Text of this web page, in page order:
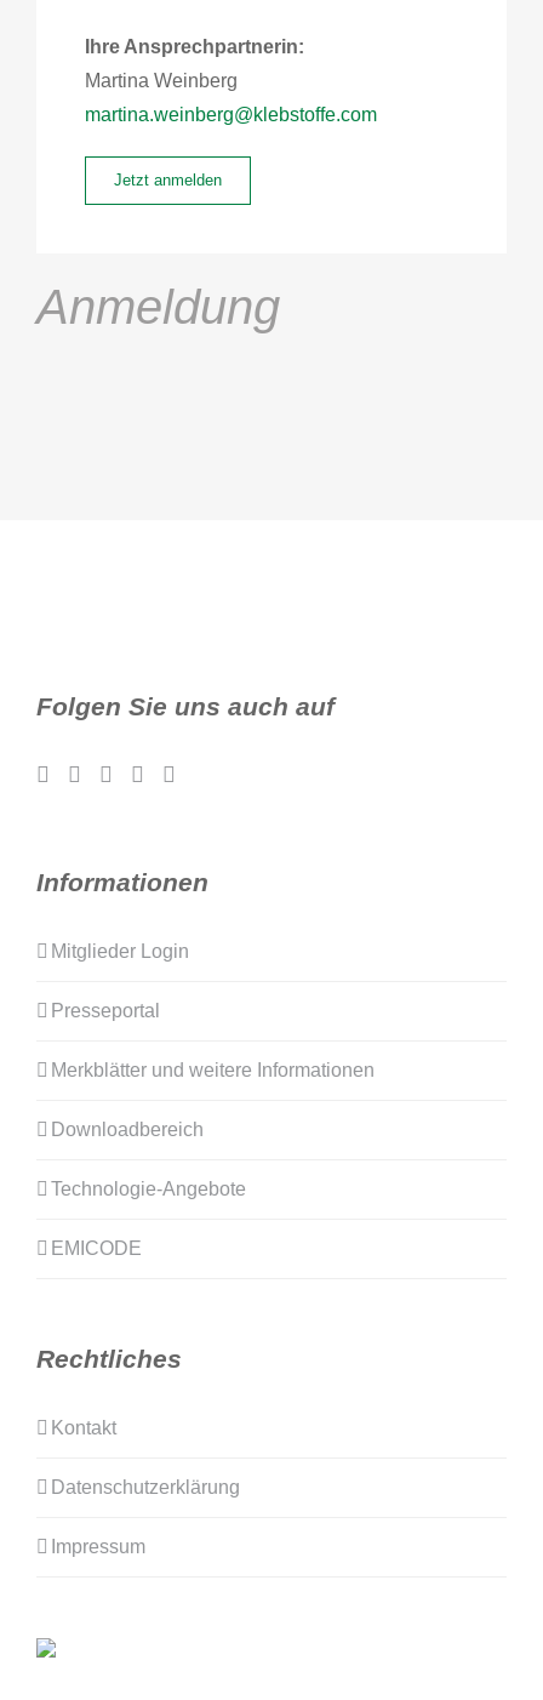
Ihre Ansprechpartnerin:
Martina Weinberg
martina.weinberg@klebstoffe.com
Jetzt anmelden
Anmeldung
Folgen Sie uns auch auf
Informationen
Mitglieder Login
Presseportal
Merkblätter und weitere Informationen
Downloadbereich
Technologie-Angebote
EMICODE
Rechtliches
Kontakt
Datenschutzerklärung
Impressum